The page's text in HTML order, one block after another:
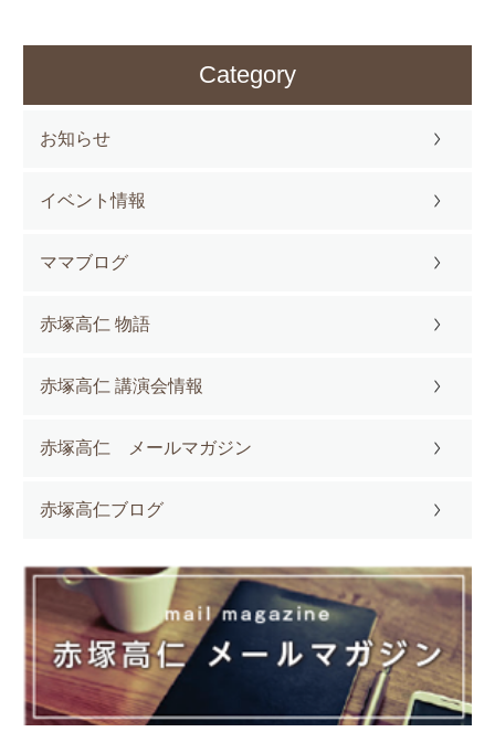
Category
お知らせ
イベント情報
ママブログ
赤塚高仁 物語
赤塚高仁 講演会情報
赤塚高仁 メールマガジン
赤塚高仁ブログ